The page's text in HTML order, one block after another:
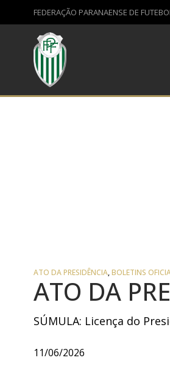
FEDERAÇÃO PARANAENSE DE FUTEBOL
ATO DA PRESIDÊNCIA,BOLETINS
ATO DA
SÚMULA: Licença do
11/06/2026